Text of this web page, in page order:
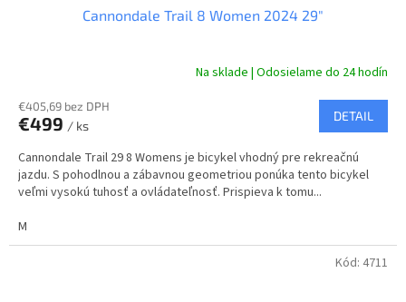
A
R
M
Cannondale Trail 8 Women 2024 29"
Na sklade | Odosielame do 24 hodín
€405,69 bez DPH
€499 / ks
DETAIL
Cannondale Trail 29 8 Womens je bicykel vhodný pre rekreačnú
jazdu. S pohodlnou a zábavnou geometriou ponúka tento bicykel
veľmi vysokú tuhosť a ovládateľnosť. Prispieva k tomu...
M
Kód: 4711